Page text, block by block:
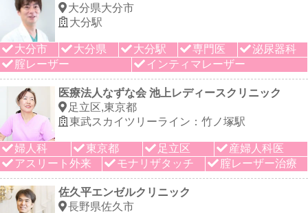
大分県大分市
大分駅
大分市 大分県 大分駅 専門医
泌尿器科
腟レーザー
インティマレーザー
医療法人なずな会 池上レディースクリニック
足立区,東京都
東武スカイツリーライン：竹ノ塚駅
婦人科 東京都 足立区
産婦人科医
アスリート外来
モナリザタッチ 腟レーザー治療
佐久平エンゼルクリニック
長野県佐久市